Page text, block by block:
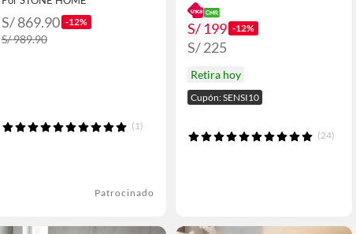
S/ 869.90 -12%
S/ 989.90
(1)
Patrocinado
S/ 199 -12%
S/ 225
Retira hoy
Cupón: SENSI10
(24)